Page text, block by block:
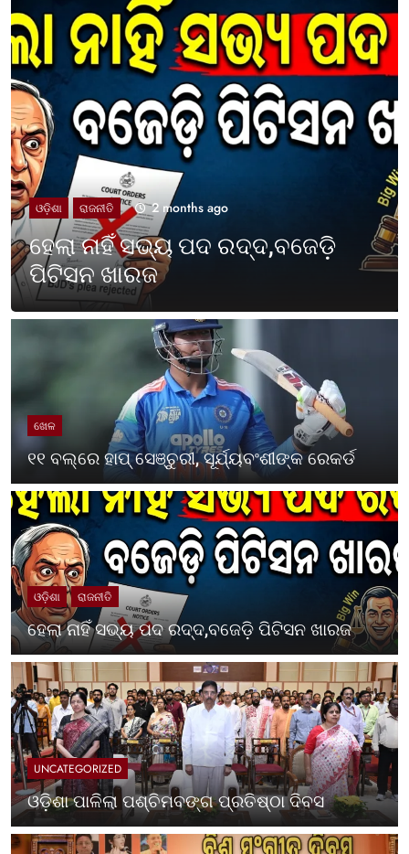
UNCATEGORIZED 2 months ago
ଓଡ଼ିଶା ପାଳିଲା ପଶ୍ଚିମବଙ୍ଗ
ପ୍ରତିଷ୍ଠା ଦିବସ
ଖେଳ
୧୧ ବଲ୍‌ରେ ହାପ୍ ସେଞ୍ଚୁରୀ, ସୂର୍ଯ୍ୟବଂଶୀଙ୍କ ରେକର୍ଡ
ଓଡ଼ିଶା ରାଜନୀତି
ହେଲା ନାହିଁ ସଭ୍ୟ ପଦ ରଦ୍ଦ,ବଜେଡ଼ି ପିଟିସନ ଖାରଜ
UNCATEGORIZED
ଓଡ଼ିଶା ପାଳିଲା ପଶ୍ଚିମବଙ୍ଗ ପ୍ରତିଷ୍ଠା ଦିବସ